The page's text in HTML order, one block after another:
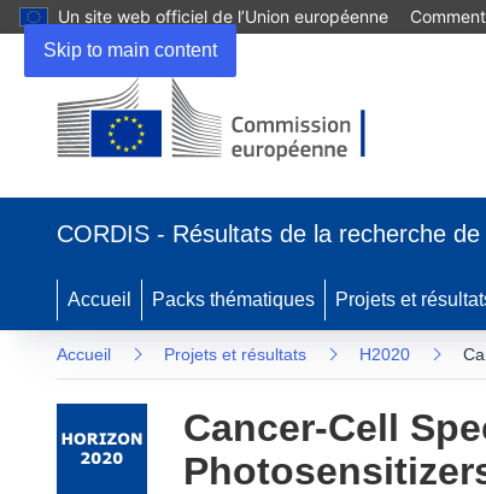
Skip to main content
Un site web officiel de l’Union européenne
CORDIS - Résultats de la recherche de
Accueil Packs thématiques Projets et
Accueil Projets et résultats H2020
Cancer-Cell